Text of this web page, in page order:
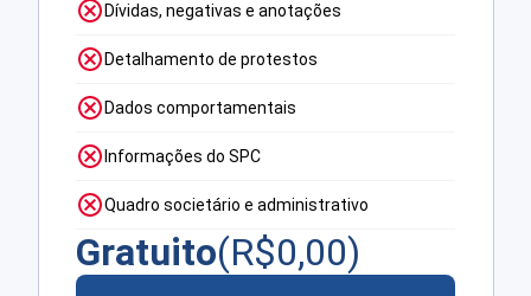
Dívidas, negativas e anotações
Detalhamento de protestos
Dados comportamentais
Informações do SPC
Quadro societário e administrativo
Gratuito(R$0,00)